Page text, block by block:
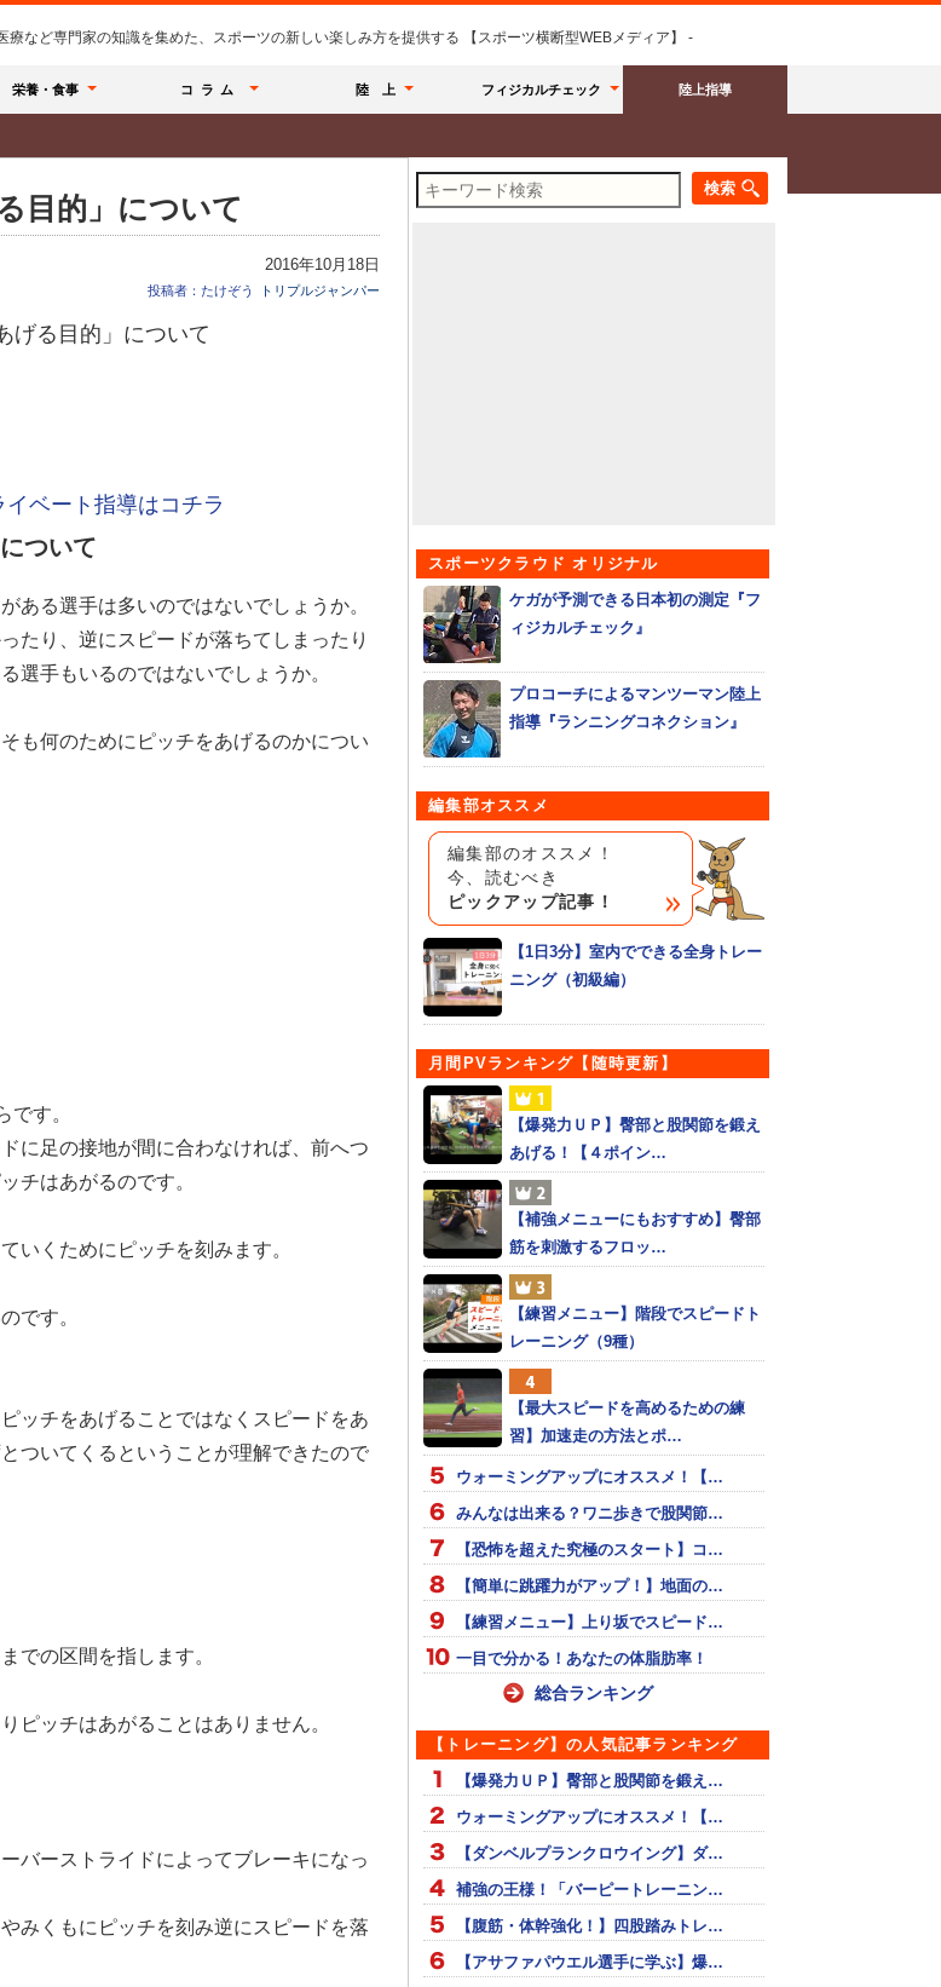
など専門家の知識を集めた、スポーツの新しい楽しみ方を提供する 【スポーツ横断型WEBメディア】 -
栄養・食事 コラム 陸 上 フィジカルチェック 陸上指導
目的」について
2016年10月18日
投稿者：たけぞう トリプルジャンパー
ベート指導はコチラ
ついて
ある選手は多いのではないでしょうか。
たり、逆にスピードが落ちてしまったり
選手もいるのではないでしょうか。
も何のためにピッチをあげるのかについ
です。
に足の接地が間に合わなければ、前へつ
チはあがるのです。
いくためにピッチを刻みます。
です。
ッチをあげることではなくスピードをあ
ついてくるということが理解できたので
での区間を指します。
ピッチはあがることはありません。
バーストライドによってブレーキになっ
みくもにピッチを刻み逆にスピードを落
スポーツクラウド オリジナル
ケガが予測できる日本初の測定『フ
ィジカルチェック』
プロコーチによるマンツーマン陸上
指導『ランニングコネクション』
編集部オススメ
編集部のオススメ！
今、読むべき
ピックアップ記事！
【1日3分】室内でできる全身トレー
ニング（初級編）
月間PVランキング【随時更新】
【爆発力ＵＰ】臀部と股関節を鍛え
あげる！【４ポイン…
【補強メニューにもおすすめ】臀部
筋を刺激するフロッ…
【練習メニュー】階段でスピードト
レーニング（9種）
【最大スピードを高めるための練
習】加速走の方法とポ…
ウォーミングアップにオススメ！【…
みんなは出来る？ワニ歩きで股関節…
【恐怖を超えた究極のスタート】コ…
【簡単に跳躍力がアップ！】地面の…
【練習メニュー】上り坂でスピード…
一目で分かる！あなたの体脂肪率！
総合ランキング
【トレーニング】の人気記事ランキング
【爆発力ＵＰ】臀部と股関節を鍛え…
ウォーミングアップにオススメ！【…
【ダンベルプランクロウイング】ダ…
補強の王様！「バーピートレーニン…
【腹筋・体幹強化！】四股踏みトレ…
【アサファパウエル選手に学ぶ】爆…